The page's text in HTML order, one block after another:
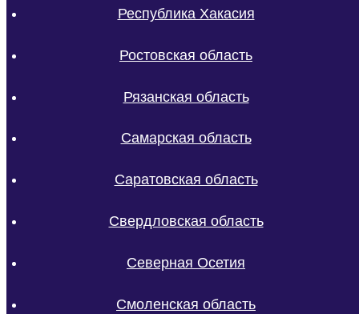
Республика Хакасия
Ростовская область
Рязанская область
Самарская область
Саратовская область
Свердловская область
Северная Осетия
Смоленская область